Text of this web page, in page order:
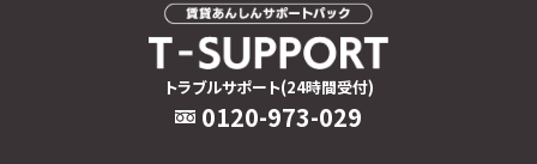
トラブルサポート(24時間受付)
0120-973-029